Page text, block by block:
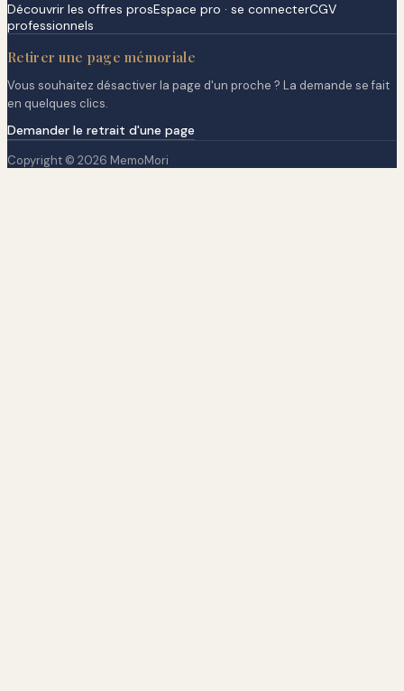
Découvrir les offres prosEspace pro · se connecterCGV
professionnels
Retirer une page mémoriale
Vous souhaitez désactiver la page d'un proche ? La demande se fait
en quelques clics.
Demander le retrait d'une page
Copyright © 2026 MemoMori